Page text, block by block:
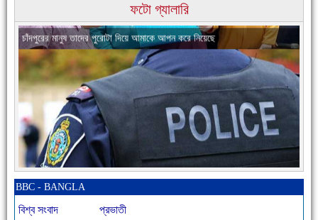
ফটো গ্যালারি
চাঁদপুরের মানুষ তাদের পুরোটা দিয়ে আমাকে আপন করে নিয়েছে
নতুনবাজার পুলিশ ফাঁড়ি সীমিত জনবলে প্রশংসনীয় কাজ করছে
BBC - BANGLA
বিশ্ব সংবাদ
প্রভাতী